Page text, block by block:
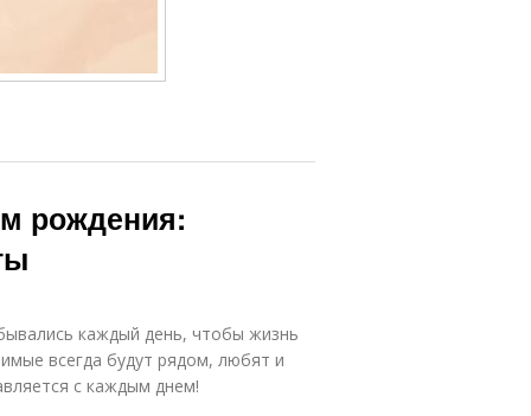
рождения:
каждый день, чтобы жизнь
всегда будут рядом, любят и
с каждым днем!